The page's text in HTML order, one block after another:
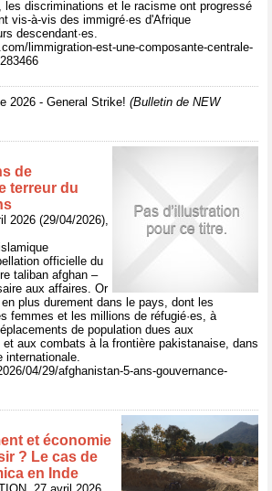
les discriminations et le racisme ont progressé
vis-à-vis des immigré·es d'Afrique
descendant·es.
limmigration-est-une-composante-centrale-
2026 - General Strike! (Bulletin de NEW
de
terreur du
2026 (29/04/2026),
officielle du
taliban afghan –
aux affaires. Or
plus durement dans le pays, dont les
femmes et les millions de réfugié·es, à
de population dues aux
aux combats à la frontière pakistanaise, dans
internationale.
04/29/afghanistan-5-ans-gouvernance-
et économie
? Le cas de
en Inde